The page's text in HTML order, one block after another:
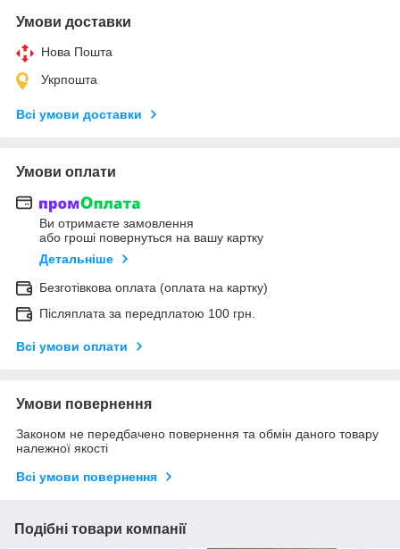
Умови доставки
Нова Пошта
Укрпошта
Всі умови доставки
Умови оплати
Ви отримаєте замовлення
або гроші повернуться на вашу картку
Детальніше
Безготівкова оплата (оплата на картку)
Післяплата за передплатою 100 грн.
Всі умови оплати
Умови повернення
Законом не передбачено повернення та обмін даного товару
належної якості
Всі умови повернення
Подібні товари компанії